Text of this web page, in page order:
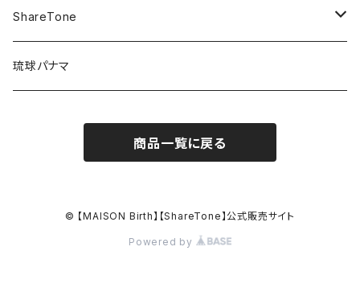
KNIT / ニット
CASQUETTE / キャスケット
HUNTING / ハンチング
OTHER / その他
ShareTone
CAP / キャップ
OUTLET / アウトレット
琉球パナマ
商品一覧に戻る
© 【MAISON Birth】【ShareTone】公式販売サイト
Powered by